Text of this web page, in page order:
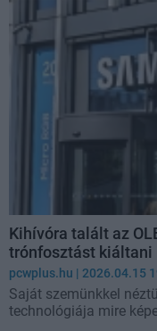
Kihívóra talált az
trónfosztást kiáltani
pcwplus.hu | 2026.04.15
Saját szemünkkel
technológiája mire